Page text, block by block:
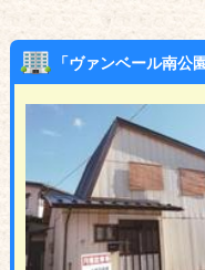
「ヴァンベール南公